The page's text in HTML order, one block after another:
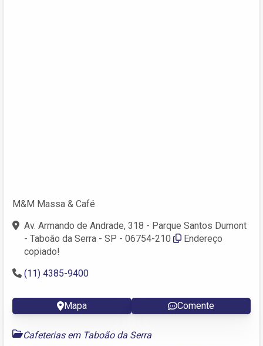
M&M Massa & Café
Av. Armando de Andrade, 318 - Parque Santos Dumont
- Taboão da Serra - SP - 06754-210
Endereço
copiado!
(11) 4385-9400
Mapa Comente
Cafeterias em Taboão da Serra